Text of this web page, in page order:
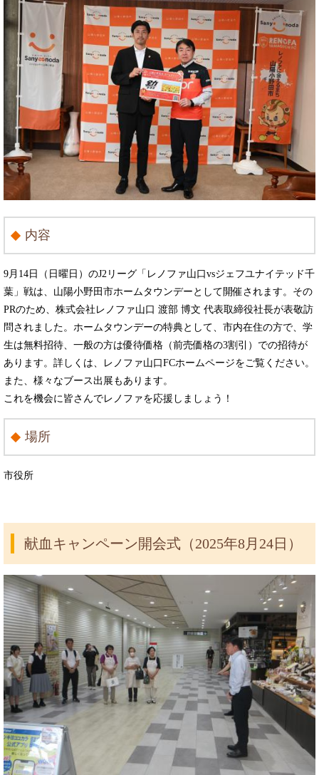
内容
9月14日（日曜日）のJ2リーグ「レノファ山口vsジェフユナイテッド千
葉」戦は、山陽小野田市ホームタウンデーとして開催されます。その
PRのため、株式会社レノファ山口 渡部 博文 代表取締役社長が表敬訪
問されました。ホームタウンデーの特典として、市内在住の方で、学
生は無料招待、一般の方は優待価格（前売価格の3割引）での招待が
あります。詳しくは、レノファ山口FCホームページをご覧ください。
また、様々なブース出展もあります。
これを機会に皆さんでレノファを応援しましょう！
場所
市役所
献血キャンペーン開会式（2025年8月24日）